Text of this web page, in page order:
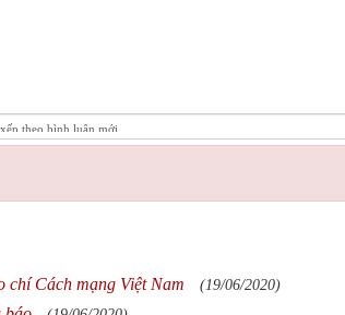
chí Cách mạng Việt Nam (19/06/2020)